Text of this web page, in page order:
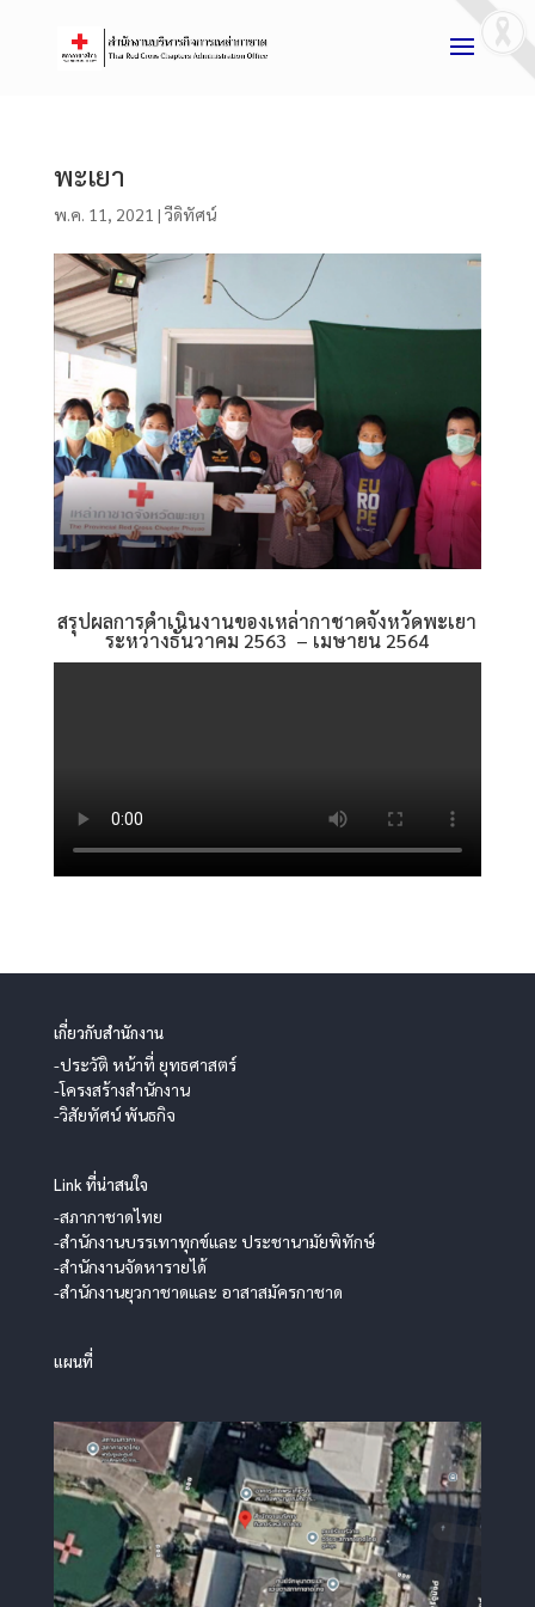
พะเยา
พ.ค. 11, 2021 | วีดิทัศน์
สรุปผลการดำเนินงานของเหล่ากาชาดจังหวัดพะเยา
ระหว่างธันวาคม 2563 – เมษายน 2564
เกี่ยวกับสำนักงาน
-ประวัติ หน้าที่ ยุทธศาสตร์
-โครงสร้างสำนักงาน
-วิสัยทัศน์ พันธกิจ
Link ที่น่าสนใจ
-สภากาชาดไทย
-สำนักงานบรรเทาทุกข์และ ประชานามัยพิทักษ์
-สำนักงานจัดหารายได้
-สำนักงานยุวกาชาดและ อาสาสมัครกาชาด
แผนที่